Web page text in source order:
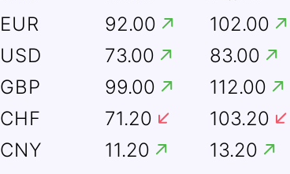
EUR 92.00
102.00
USD
73.00
83.00
GBP
99.00
112.00
CHF
71.20
103.20
CNY
11.20 13.20